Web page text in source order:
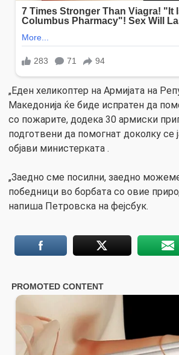
„Еден хеликоптер на Армијата на
Македонија ќе биде испратен да
со пожарите, додека 30 армиски
подготвени да помогнат доколку се
објави министерката .
„Заедно сме посилни, заедно
победници во борбата со овие
напиша Петровска на фејсбук.